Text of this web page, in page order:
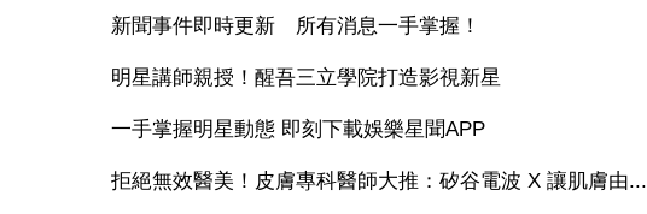
新聞事件即時更新 所有消息一手掌握！
明星講師親授！醒吾三立學院打造影視新星
一手掌握明星動態 即刻下載娛樂星聞APP
拒絕無效醫美！皮膚專科醫師大推：矽谷電波 X 讓肌膚由...